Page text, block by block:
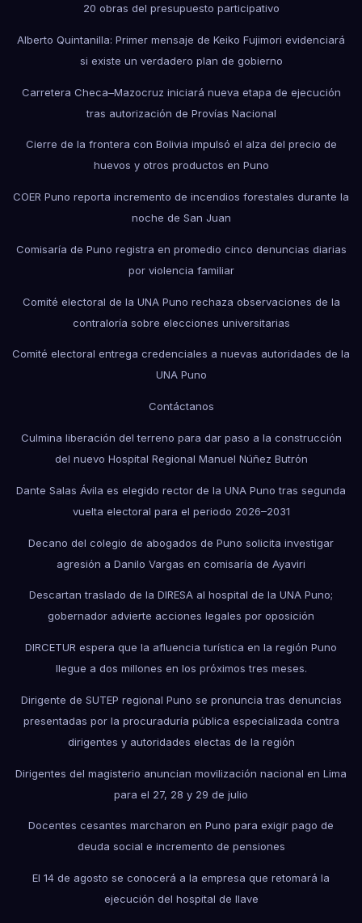
20 obras del presupuesto participativo
Alberto Quintanilla: Primer mensaje de Keiko Fujimori evidenciará
si existe un verdadero plan de gobierno
Carretera Checa–Mazocruz iniciará nueva etapa de ejecución
tras autorización de Provías Nacional
Cierre de la frontera con Bolivia impulsó el alza del precio de
huevos y otros productos en Puno
COER Puno reporta incremento de incendios forestales durante la
noche de San Juan
Comisaría de Puno registra en promedio cinco denuncias diarias
por violencia familiar
Comité electoral de la UNA Puno rechaza observaciones de la
contraloría sobre elecciones universitarias
Comité electoral entrega credenciales a nuevas autoridades de la
UNA Puno
Contáctanos
Culmina liberación del terreno para dar paso a la construcción
del nuevo Hospital Regional Manuel Núñez Butrón
Dante Salas Ávila es elegido rector de la UNA Puno tras segunda
vuelta electoral para el periodo 2026–2031
Decano del colegio de abogados de Puno solicita investigar
agresión a Danilo Vargas en comisaría de Ayaviri
Descartan traslado de la DIRESA al hospital de la UNA Puno;
gobernador advierte acciones legales por oposición
DIRCETUR espera que la afluencia turística en la región Puno
llegue a dos millones en los próximos tres meses.
Dirigente de SUTEP regional Puno se pronuncia tras denuncias
presentadas por la procuraduría pública especializada contra
dirigentes y autoridades electas de la región
Dirigentes del magisterio anuncian movilización nacional en Lima
para el 27, 28 y 29 de julio
Docentes cesantes marcharon en Puno para exigir pago de
deuda social e incremento de pensiones
El 14 de agosto se conocerá a la empresa que retomará la
ejecución del hospital de Ilave